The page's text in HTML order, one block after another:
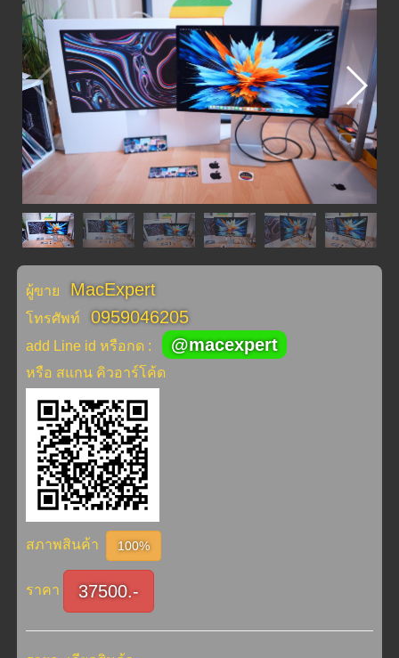
ประเภท
สินค้า
ผู้ขาย MacExpert
โทรศัพท์0959046205
add Line id หรือกด : @macexpert
หรือ สแกน คิวอาร์โค้ด
สภาพสินค้า 100%
ราคา 37500.-